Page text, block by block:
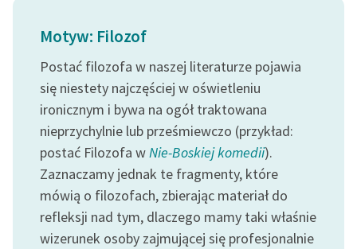
Motyw: Filozof
Postać filozofa w naszej literaturze pojawia
się niestety najczęściej w oświetleniu
ironicznym i bywa na ogół traktowana
nieprzychylnie lub prześmiewczo (przykład:
postać Filozofa wNie-Boskiej komedii).
Zaznaczamy jednak te fragmenty, które
mówią o filozofach, zbierając materiał do
refleksji nad tym, dlaczego mamy taki właśnie
wizerunek osoby zajmującej się profesjonalnie